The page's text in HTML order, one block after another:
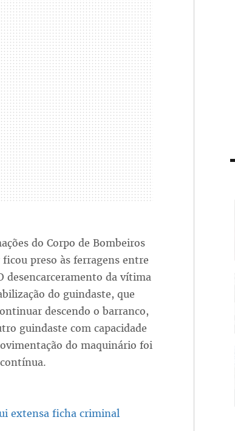
do Corpo de Bombeiros
preso às ferragens entre
desencarceramento da vítima
do guindaste, que
descendo o barranco,
guindaste com capacidade
do maquinário foi
extensa ficha criminal